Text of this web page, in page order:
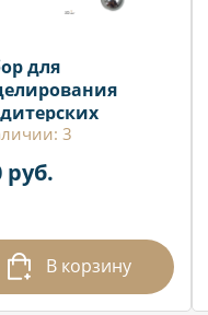
для
4 шт.
3
руб.
В корзину